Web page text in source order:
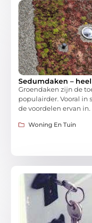
Sedumdaken –
Groendaken zijn de
populairder. Vooral in
de voordelen ervan
Woning En Tuin